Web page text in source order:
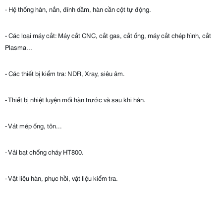
- Hệ thống hàn, nắn, đính dầm, hàn cần cột tự động.
- Các loại máy cắt: Máy cắt CNC, cắt gas, cắt ống, máy cắt chép hình, cắt
Plasma...
- Các thiết bị kiểm tra: NDR, Xray, siêu âm.
- Thiết bị nhiệt luyện mối hàn trước và sau khi hàn.
- Vát mép ống, tôn...
- Vải bạt chống cháy HT800.
- Vật liệu hàn, phục hồi, vật liệu kiểm tra.